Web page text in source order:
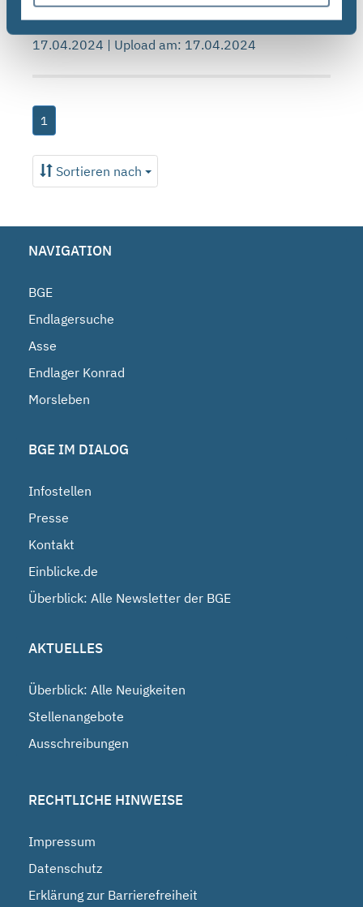
Dateityp: PDF | Dokumentenstand vom:
17.04.2024 | Upload am: 17.04.2024
1
Sortieren nach
NAVIGATION
BGE
Endlagersuche
Asse
Endlager Konrad
Morsleben
BGE IM DIALOG
Infostellen
Presse
Kontakt
Einblicke.de
Überblick: Alle Newsletter der BGE
AKTUELLES
Überblick: Alle Neuigkeiten
Stellenangebote
Ausschreibungen
RECHTLICHE HINWEISE
Impressum
Datenschutz
Erklärung zur Barrierefreiheit